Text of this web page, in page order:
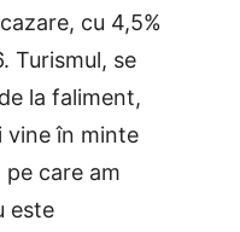
cu 4,5%
Turismul, se
la faliment,
vine în minte
care am
este